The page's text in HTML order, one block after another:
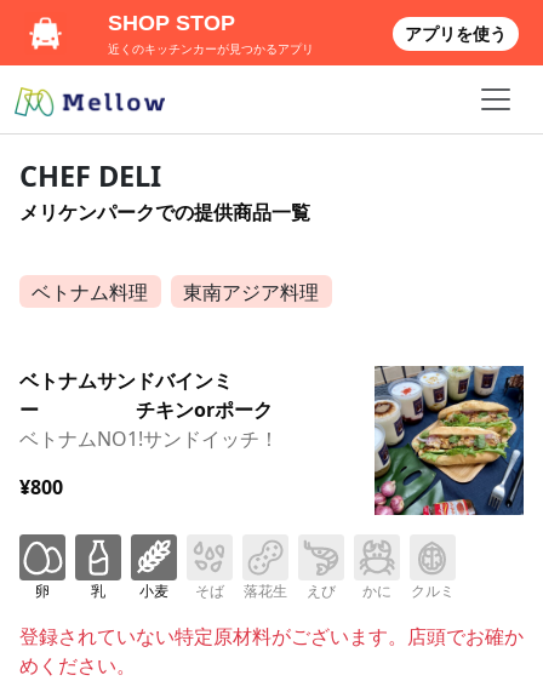
CHEF DELI
メリケンパークでの提供商品一覧
ベトナム料理 東南アジア料理
ベトナムサンドバインミ
ー チキンorポーク
ベトナムNO1!サンドイッチ！
¥800
卵 乳 小麦 そば 落花生 えび かに クルミ
登録されていない特定原材料がございます。店頭でお確か
めください。
SHOP STOP
近くのキッチンカーが見つかるアプリ
アプリを使う